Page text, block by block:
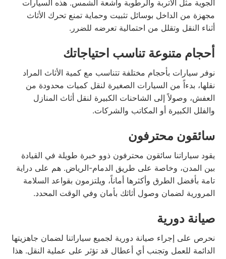
الجوية مثل الأتربة والرطوبة وأشعة الشمس. هذه السيارات
مجهزة من الداخل بوسائل تثبيت وحماية تمنع تحرك الأثاث
أثناء النقل وتقلل من احتمالية تعرضه للضرر.
أحجام متنوعة تناسب احتياجاتك
نوفر سيارات بأحجام مختلفة تتناسب مع كمية الأثاث المراد
نقلها، بدءاً من السيارات الصغيرة لنقل كميات محدودة من
العفش، وصولاً إلى الشاحنات الكبيرة لنقل أثاث المنازل
والفلل الكبيرة أو المكاتب والشركات.
سائقون محترفون
يقود سياراتنا سائقون محترفون ذوو خبرة طويلة في القيادة
بين المدن، وخاصة على طريق الدمام-الرياض. هم على دراية
تامة بأفضل الطرق وأكثرها أماناً، ويلتزمون بقواعد السلامة
المرورية لضمان وصول أثاثك بأمان وفي الوقت المحدد.
صيانة دورية
نحرص على إجراء صيانة دورية لجميع سياراتنا لضمان جاهزيتها
الدائمة للعمل وتجنب أي أعطال قد تؤثر على عملية النقل. هذا